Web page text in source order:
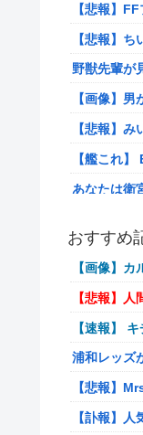
【悲報】
【悲報】
野獣先輩が
【画像】
【悲報】
【艦これ
あなたは衛
海外「世界
【悲報】若
病気でウィ
給の地獄
通学電車で
キョドって
専業主婦の
ス声で脅
おすすめ
【画像】
【悲報】
【速報】
浦和レッズ
【悲報】
【訃報】